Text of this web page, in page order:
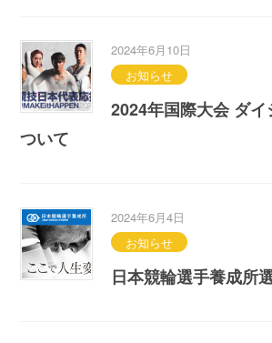
2024年6月10日
お知らせ
2024年国際大会 ダ
ついて
2024年6月4日
お知らせ
日本競輪選手養成所